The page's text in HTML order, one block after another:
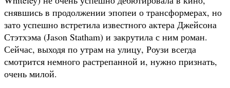
снявшись в продолжении эпопеи о трансформерах, но
зато успешно встретила известного актера Джейсона
Стэтхэма (Jason Statham) и закрутила с ним роман.
Сейчас, выходя по утрам на улицу, Роузи всегда
смотрится немного растрепанной и, нужно признать,
очень милой.